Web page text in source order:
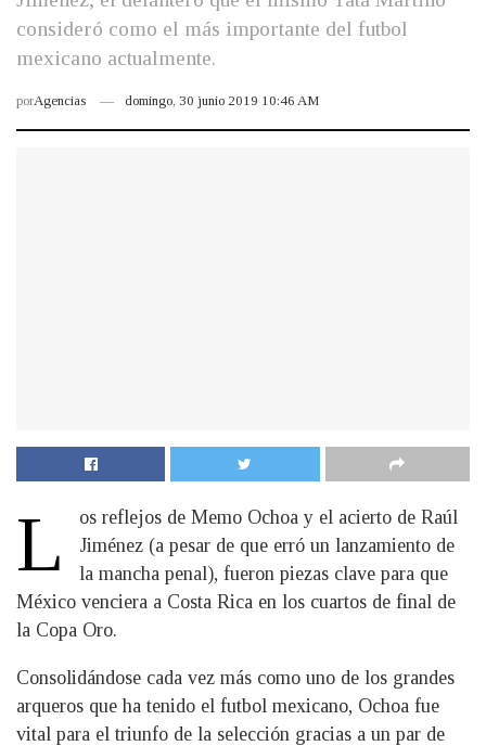
consideró como el más importante del futbol
mexicano actualmente.
porAgencias domingo, 30 junio 2019 10:46 AM
L
os reflejos de Memo Ochoa y el acierto de Raúl
Jiménez (a pesar de que erró un lanzamiento de
la mancha penal), fueron piezas clave para que
México venciera a Costa Rica en los cuartos de final de
la Copa Oro.
Consolidándose cada vez más como uno de los grandes
arqueros que ha tenido el futbol mexicano, Ochoa fue
vital para el triunfo de la selección gracias a un par de